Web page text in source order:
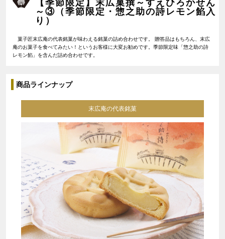
【季節限定】末広菓撰～すえひろかせん
～③（季節限定・惣之助の詩レモン餡入
り）
菓子匠末広庵の代表銘菓が味わえる銘菓の詰め合わせです。 贈答品はもちろん、末広
庵のお菓子を食べてみたい！というお客様に大変お勧めです。季節限定味「惣之助の詩
レモン餡」を含んだ詰め合わせです。
商品ラインナップ
末広庵の代表銘菓